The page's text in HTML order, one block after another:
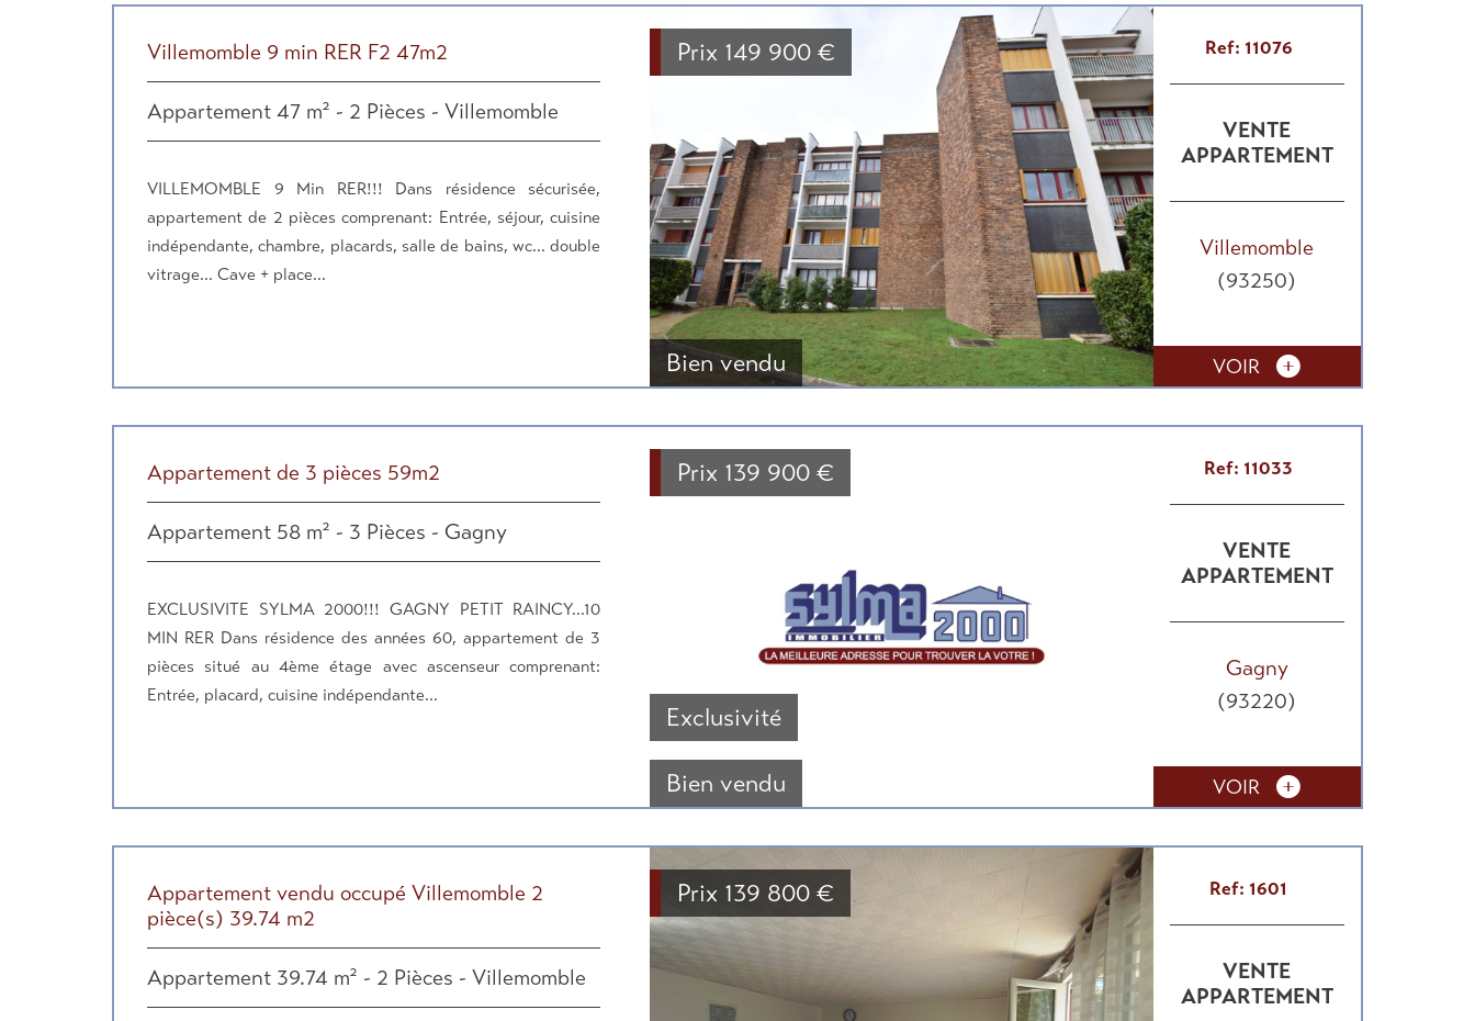
Bien vendu
Prix 149 900 €
Villemomble 9 min RER F2 47m2
Appartement 47 m² - 2 Pièces - Villemomble
VILLEMOMBLE 9 Min RER!!! Dans résidence sécurisée,
appartement de 2 pièces comprenant: Entrée, séjour, cuisine
indépendante, chambre, placards, salle de bains, wc... double
vitrage... Cave + place...
Ref: 11076
VENTE
APPARTEMENT
Villemomble
(93250)
VOIR
Bien vendu
Exclusivité
Prix 139 900 €
Appartement de 3 pièces 59m2
Appartement 58 m² - 3 Pièces - Gagny
EXCLUSIVITE SYLMA 2000!!! GAGNY PETIT RAINCY...10
MIN RER Dans résidence des années 60, appartement de 3
pièces situé au 4ème étage avec ascenseur comprenant:
Entrée, placard, cuisine indépendante...
Ref: 11033
VENTE
APPARTEMENT
Gagny
(93220)
VOIR
Prix 139 800 €
Appartement vendu occupé Villemomble 2
pièce(s) 39.74 m2
Appartement 39.74 m² - 2 Pièces - Villemomble
Ref: 1601
VENTE
APPARTEMENT